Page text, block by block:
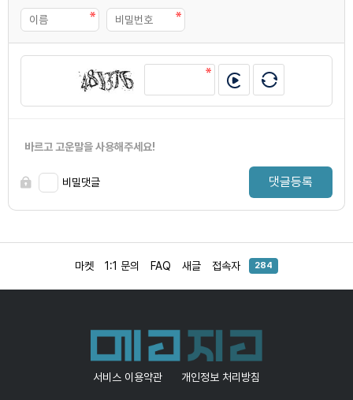
바르고 고운말을 사용해주세요!
비밀댓글 댓글등록
마켓 1:1 문의 FAQ 새글 접속자 284
서비스 이용약관 개인정보 처리방침